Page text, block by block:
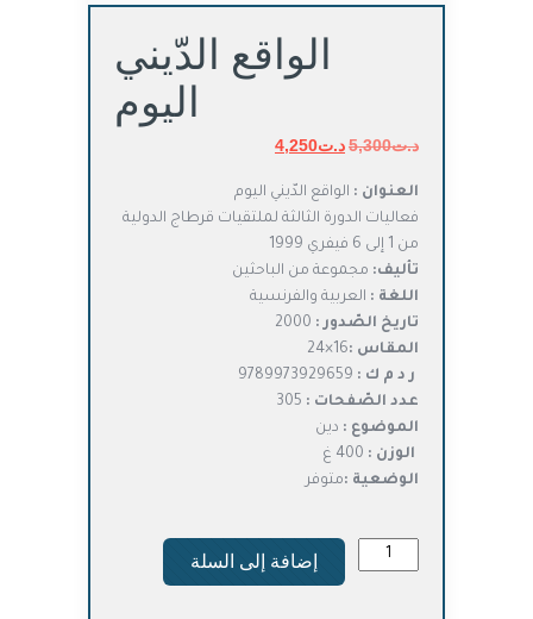
الواقع الدّيني
اليوم
د.ت5,300 السعر
هو:
د.ت5,300.
د.ت4,250السعر
هو:
د.ت4,250.
العنوان : الواقع الدّيني اليوم
فعاليات الدورة الثالثة لملتقيات قرطاج الدولية
من 1 إلى 6 فيفري 1999
تأليف: مجموعة من الباحثين
اللغة : العربية والفرنسية
تاريخ الصّدور :
المقاس :16×24
ر د م ك :
عدد الصّفحات :
الموضوع : دين
الوزن :
الوضعية :متوفر
إضافة إلى السلة